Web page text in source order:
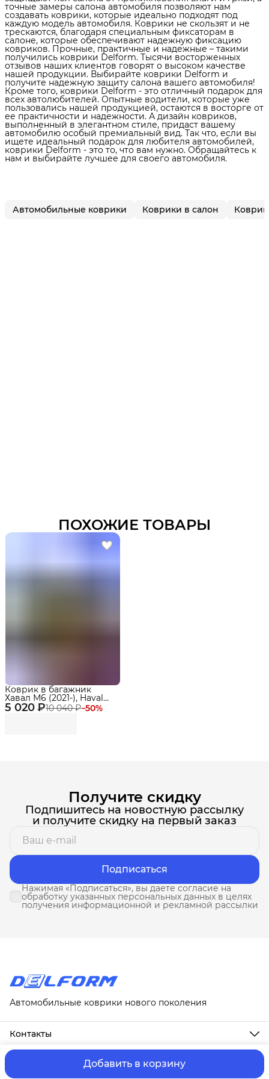
Добавить в корзину
точные замеры салона автомобиля позволяют нам
создавать коврики, которые идеально подходят под
каждую модель автомобиля. Коврики не скользят и не
трескаются, благодаря специальным фиксаторам в
салоне, которые обеспечивают надежную фиксацию
ковриков. Прочные, практичные и надежные – такими
получились коврики Delform. Тысячи восторженных
отзывов наших клиентов говорят о высоком качестве
нашей продукции. Выбирайте коврики Delform и
получите надежную защиту салона вашего автомобиля!
Кроме того, коврики Delform - это отличный подарок для
всех автолюбителей. Опытные водители, которые уже
пользовались нашей продукцией, остаются в восторге от
ее практичности и надежности. А дизайн ковриков,
выполненный в элегантном стиле, придаст вашему
автомобилю особый премиальный вид. Так что, если вы
ищете идеальный подарок для любителя автомобилей,
коврики Delform - это то, что вам нужно. Обращайтесь к
нам и выбирайте лучшее для своего автомобиля.
Автомобильные коврики Коврики в салон
ПОХОЖИЕ ТОВАРЫ
5 020 ₽10 040 ₽−50%
Коврик в багажник
Хавал М6 (2021-), Haval
M6 Premium EVA 3D
Delform
Получите скидку
Подпишитесь на новостную рассылку
и получите скидку на первый заказ
Подписаться
Нажимая «Подписаться», вы даете согласие на
обработку указанных персональных данных в целях
получения информационной и рекламной рассылки
Автомобильные коврики нового поколения
Контакты
Адрес
г. Москва, ул. Новослободская, д. 20, 1А
ⓒ ИП Третьякова Т.А.Оплата и Доставка